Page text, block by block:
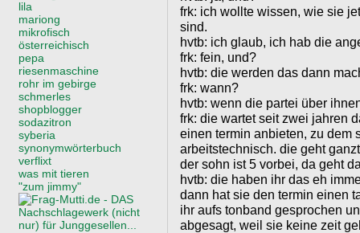
lila
mariong
mikrofisch
österreichisch
pepa
riesenmaschine
rohr im gebirge
schmerles
shopblogger
sodazitron
syberia
synonymwörterbuch
verflixt
was mit tieren
"zum jimmy"
frk: ich wollte wissen, wie sie
sind.
hvtb: ich glaub, ich hab die
frk: fein, und?
hvtb: die werden das dann
frk: wann?
hvtb: wenn die partei über
frk: die wartet seit zwei jahren
einen termin anbieten, zu dem
arbeitstechnisch. die geht
der sohn ist 5 vorbei, da geht
hvtb: die haben ihr das eh
dann hat sie den termin einen
ihr aufs tonband gesprochen
abgesagt, weil sie keine zeit